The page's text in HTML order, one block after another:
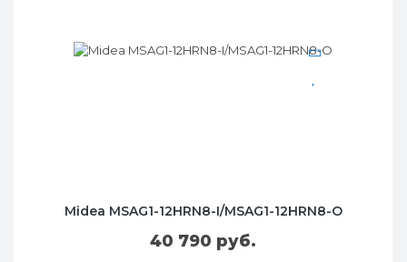
Midea MSAG1-12HRN8-I/MSAG1-12HRN8-O
40 790 руб.